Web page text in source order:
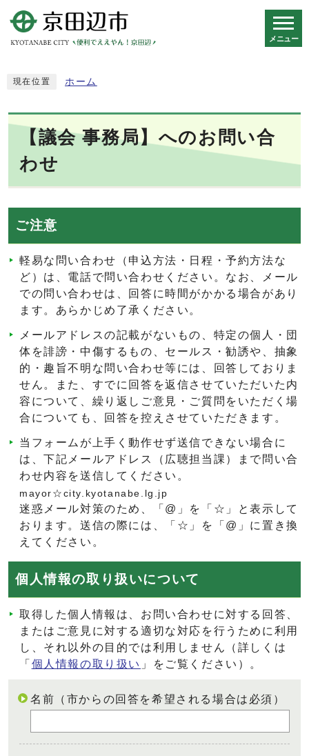
メニュー
現在位置 ホーム
【議会 事務局】へのお問い合
わせ
ご注意
軽易な問い合わせ（申込方法・日程・予約方法な
ど）は、電話で問い合わせください。なお、メール
での問い合わせは、回答に時間がかかる場合があり
ます。あらかじめ了承ください。
メールアドレスの記載がないもの、特定の個人・団
体を誹謗・中傷するもの、セールス・勧誘や、抽象
的・趣旨不明な問い合わせ等には、回答しておりま
せん。また、すでに回答を返信させていただいた内
容について、繰り返しご意見・ご質問をいただく場
合についても、回答を控えさせていただきます。
当フォームが上手く動作せず送信できない場合に
は、下記メールアドレス（広聴担当課）まで問い合
わせ内容を送信してください。
mayor☆city.kyotanabe.lg.jp
迷惑メール対策のため、「@」を「☆」と表示して
おります。送信の際には、「☆」を「@」に置き換
えてください。
個人情報の取り扱いについて
取得した個人情報は、お問い合わせに対する回答、
またはご意見に対する適切な対応を行うために利用
し、それ以外の目的では利用しません（詳しくは
「 個人情報の取り扱い 」をご覧ください）。
名前（市からの回答を希望される場合は必須）